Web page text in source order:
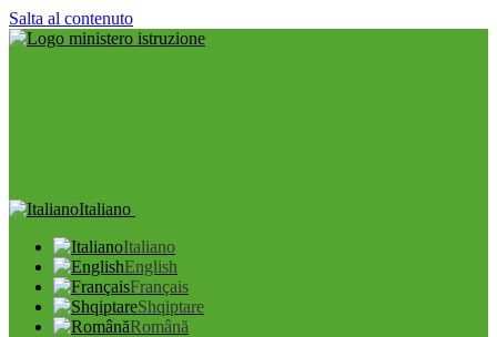
Salta al contenuto
Italiano
Italiano
English
Français
Shqiptare
Română